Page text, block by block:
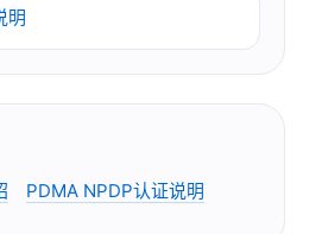
明
PDMA NPDP认证说明